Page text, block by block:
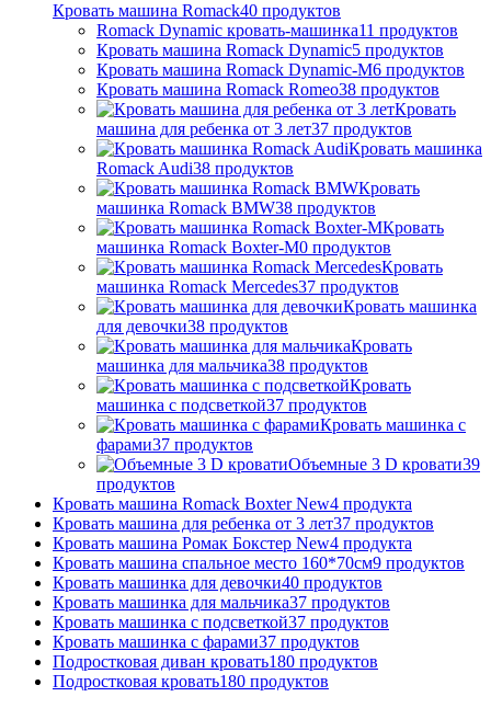
Кровать машина Romack40 продуктов
Romack Dynamic кровать-машинка11 продуктов
Кровать машина Romack Dynamic5 продуктов
Кровать машина Romack Dynamic-M6 продуктов
Кровать машина Romack Romeo38 продуктов
Кровать
машина для ребенка от 3 лет37 продуктов
Кровать машинка
Romack Audi38 продуктов
Кровать
машинка Romack BMW38 продуктов
Кровать
машинка Romack Boxter-M0 продуктов
Кровать
машинка Romack Mercedes37 продуктов
Кровать машинка
для девочки38 продуктов
Кровать
машинка для мальчика38 продуктов
Кровать
машинка с подсветкой37 продуктов
Кровать машинка с
фарами37 продуктов
Объемные 3 D кровати39
продуктов
Кровать машина Romack Boxter New4 продукта
Кровать машина для ребенка от 3 лет37 продуктов
Кровать машина Ромак Бокстер New4 продукта
Кровать машина спальное место 160*70см9 продуктов
Кровать машинка для девочки40 продуктов
Кровать машинка для мальчика37 продуктов
Кровать машинка с подсветкой37 продуктов
Кровать машинка с фарами37 продуктов
Подростковая диван кровать180 продуктов
Подростковая кровать180 продуктов